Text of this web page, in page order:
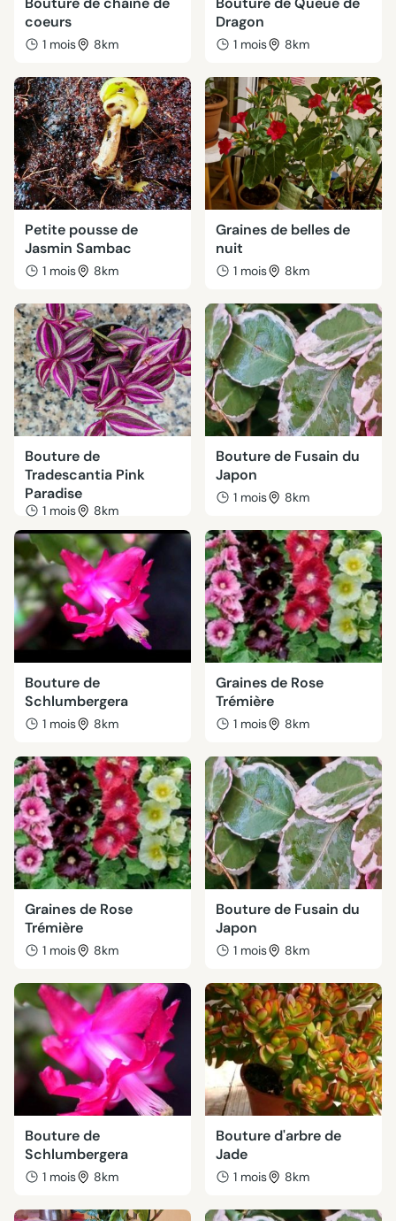
coeurs
1 mois 8km
Dragon
1 mois 8km
Petite pousse de
Jasmin Sambac
1 mois 8km
Graines de belles de
nuit
1 mois 8km
Bouture de
Tradescantia Pink
Paradise
1 mois 8km
Bouture de Fusain du
Japon
1 mois 8km
Bouture de
Schlumbergera
1 mois 8km
Graines de Rose
Trémière
1 mois 8km
Graines de Rose
Trémière
1 mois 8km
Bouture de Fusain du
Japon
1 mois 8km
Bouture de
Schlumbergera
1 mois 8km
Bouture d'arbre de
Jade
1 mois 8km